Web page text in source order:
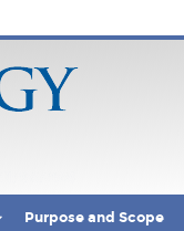
Purpose and Scope